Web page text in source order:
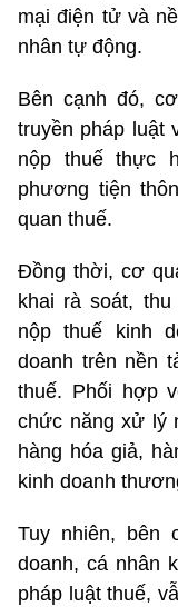
mại điện tử và
nhân tự động.
Bên cạnh đó,
truyền pháp luật
nộp thuế thực
phương tiện
quan thuế.
Đồng thời, cơ
khai rà soát,
nộp thuế kinh
doanh trên nền
thuế. Phối hợp
chức năng xử lý
hàng hóa giả,
kinh doanh
Tuy nhiên, bên
doanh, cá nhân
pháp luật thuế,